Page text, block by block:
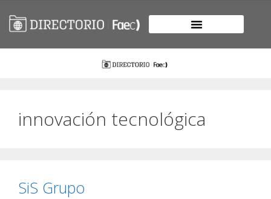
innovación tecnológica
SiS Grupo